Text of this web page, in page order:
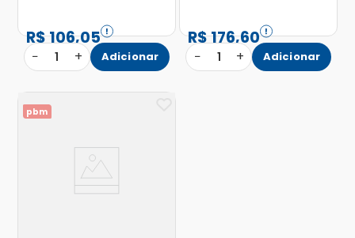
R$106,05
− 1 + Adicionar
R$176,60
− 1 + Adicionar
pbm